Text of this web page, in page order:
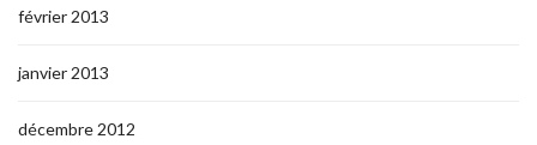
février 2013
janvier 2013
décembre 2012